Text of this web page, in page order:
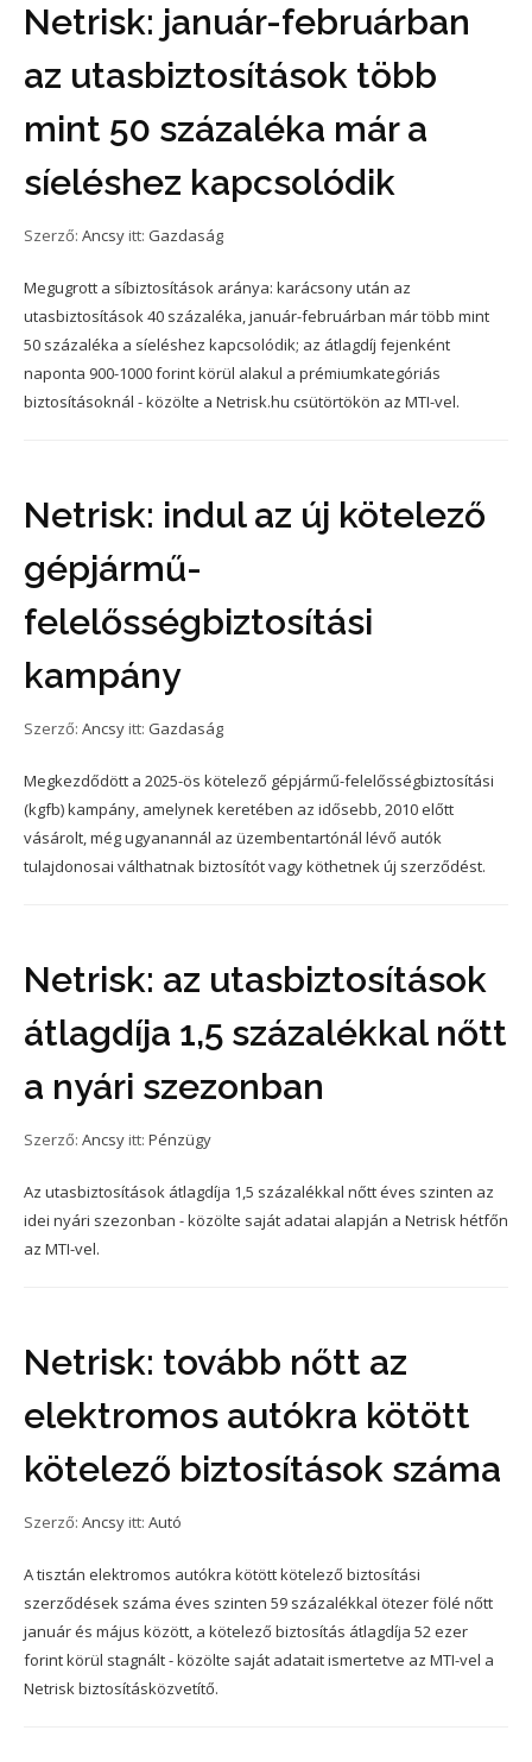
Netrisk: január-februárban
az utasbiztosítások több
mint 50 százaléka már a
síeléshez kapcsolódik
Szerző: Ancsy itt: Gazdaság
Megugrott a síbiztosítások aránya: karácsony után az
utasbiztosítások 40 százaléka, január-februárban már több mint
50 százaléka a síeléshez kapcsolódik; az átlagdíj fejenként
naponta 900-1000 forint körül alakul a prémiumkategóriás
biztosításoknál - közölte a Netrisk.hu csütörtökön az MTI-vel.
Netrisk: indul az új kötelező
gépjármű-
felelősségbiztosítási
kampány
Szerző: Ancsy itt: Gazdaság
Megkezdődött a 2025-ös kötelező gépjármű-felelősségbiztosítási
(kgfb) kampány, amelynek keretében az idősebb, 2010 előtt
vásárolt, még ugyanannál az üzembentartónál lévő autók
tulajdonosai válthatnak biztosítót vagy köthetnek új szerződést.
Netrisk: az utasbiztosítások
átlagdíja 1,5 százalékkal nőtt
a nyári szezonban
Szerző: Ancsy itt: Pénzügy
Az utasbiztosítások átlagdíja 1,5 százalékkal nőtt éves szinten az
idei nyári szezonban - közölte saját adatai alapján a Netrisk hétfőn
az MTI-vel.
Netrisk: tovább nőtt az
elektromos autókra kötött
kötelező biztosítások száma
Szerző: Ancsy itt: Autó
A tisztán elektromos autókra kötött kötelező biztosítási
szerződések száma éves szinten 59 százalékkal ötezer fölé nőtt
január és május között, a kötelező biztosítás átlagdíja 52 ezer
forint körül stagnált - közölte saját adatait ismertetve az MTI-vel a
Netrisk biztosításközvetítő.